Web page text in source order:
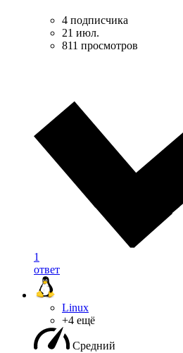
4 подписчика
21 июл.
811 просмотров
1
ответ
Linux
+4 ещё
Средний